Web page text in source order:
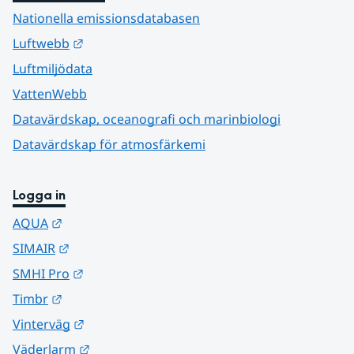
Nationella emissionsdatabasen
Luftwebb
Luftmiljödata
VattenWebb
Datavärdskap, oceanografi och marinbiologi
Datavärdskap för atmosfärkemi
Logga in
AQUA
SIMAIR
SMHI Pro
Timbr
Vinterväg
Väderlarm